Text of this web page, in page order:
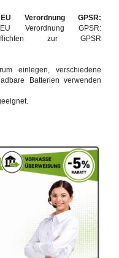
Verordnung GPSR:
Verordnung GPSR:
zur GPSR
einlegen, verschiedene
Batterien verwenden